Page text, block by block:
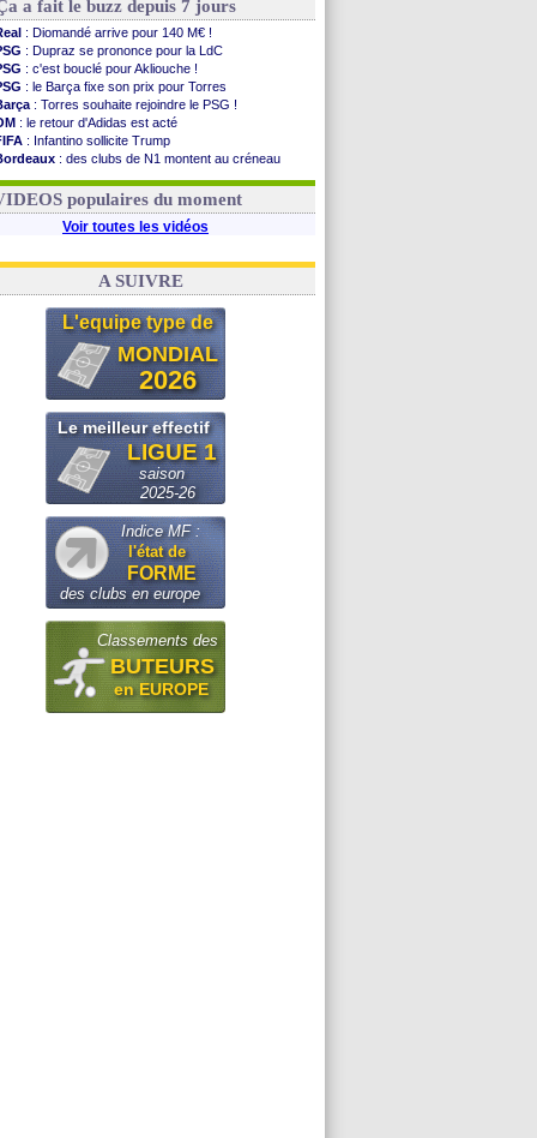
a fait le buzz depuis 7 jours
: Diomandé arrive pour 140 M€ !
: Dupraz se prononce pour la LdC
: c'est bouclé pour Akliouche !
: le Barça fixe son prix pour Torres
: Torres souhaite rejoindre le PSG !
: le retour d'Adidas est acté
: Infantino sollicite Trump
: des clubs de N1 montent au créneau
: le démenti de Leipzig pour Diomandé
populaires du moment
Voir toutes les vidéos
A SUIVRE
L'equipe type de
MONDIAL
2026
Le meilleur effectif
LIGUE 1
saison
2025-26
Indice MF :
l'état de
FORME
des clubs en europe
Classements des
BUTEURS
en EUROPE